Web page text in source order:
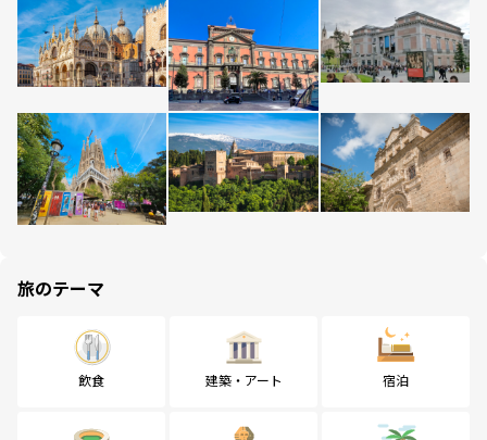
旅のテーマ
飲食 建築・アート 宿泊